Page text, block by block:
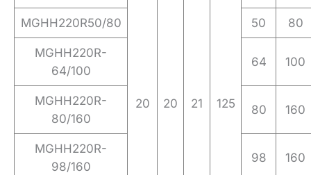
20 20 21 125
MGHH220R50/80 50 80
MGHH220R-
64/100
64 100
MGHH220R-
80/160
80 160
MGHH220R-
98/160
98 160